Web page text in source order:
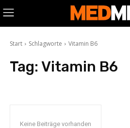
Start Schlagworte Vitamin B6
Tag: Vitamin B6
Keine Beiträge vorhanden